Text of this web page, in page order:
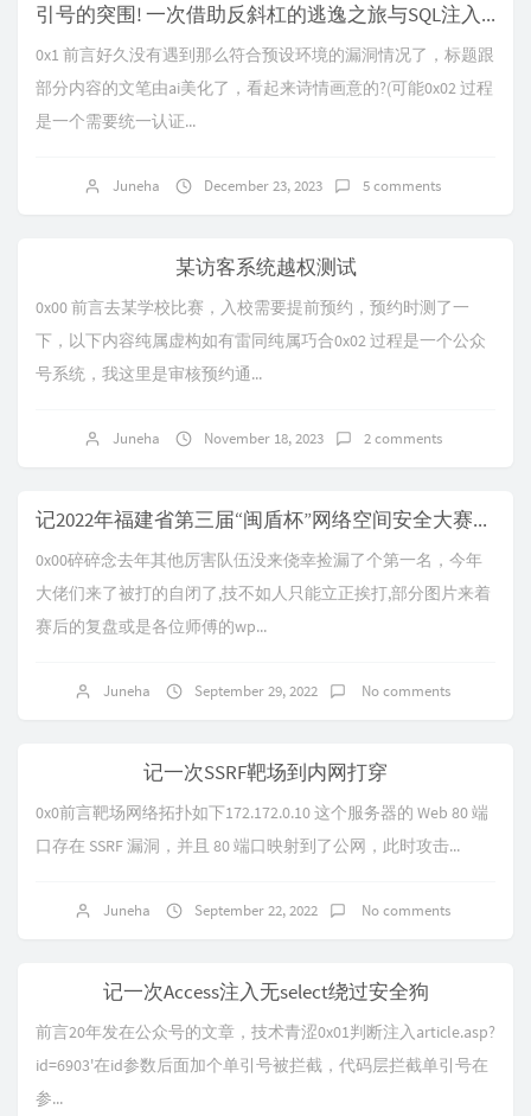
引号的突围! 一次借助反斜杠的逃逸之旅与SQL注入的秘密探索
0x1 前言好久没有遇到那么符合预设环境的漏洞情况了，标题跟
部分内容的文笔由ai美化了，看起来诗情画意的?(可能0x02 过程
是一个需要统一认证...
Juneha December 23, 2023 5 comments
某访客系统越权测试
0x00 前言去某学校比赛，入校需要提前预约，预约时测了一
下，以下内容纯属虚构如有雷同纯属巧合0x02 过程是一个公众
号系统，我这里是审核预约通...
Juneha November 18, 2023 2 comments
记2022年福建省第三届“闽盾杯”网络空间安全大赛黑盾赛道从线上初赛到决赛writeup解析
0x00碎碎念去年其他厉害队伍没来侥幸捡漏了个第一名，今年
大佬们来了被打的自闭了,技不如人只能立正挨打,部分图片来着
赛后的复盘或是各位师傅的wp...
Juneha September 29, 2022 No comments
记一次SSRF靶场到内网打穿
0x0前言靶场网络拓扑如下172.172.0.10 这个服务器的 Web 80 端
口存在 SSRF 漏洞，并且 80 端口映射到了公网，此时攻击...
Juneha September 22, 2022 No comments
记一次Access注入无select绕过安全狗
前言20年发在公众号的文章，技术青涩0x01判断注入article.asp?
id=6903'在id参数后面加个单引号被拦截，代码层拦截单引号在
参...